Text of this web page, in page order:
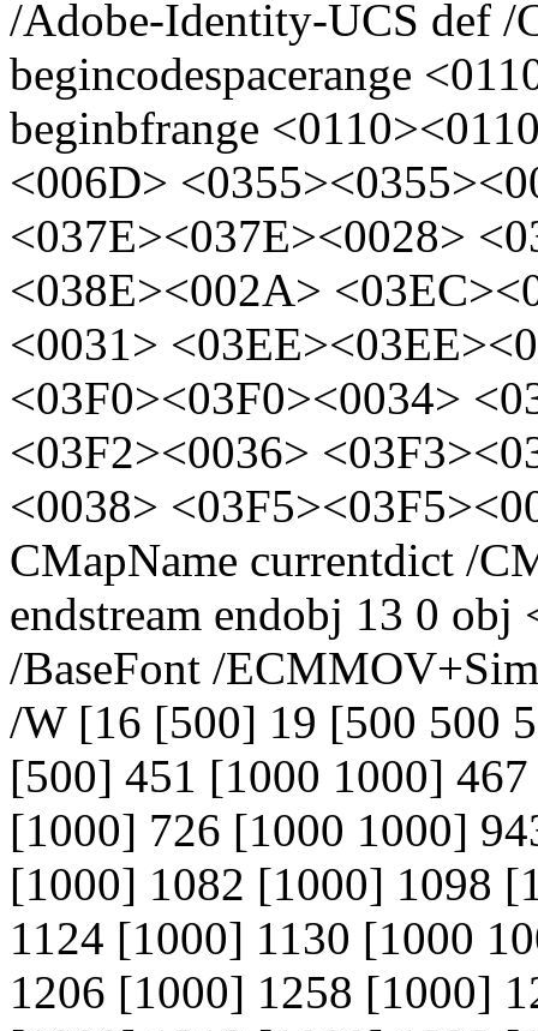
/Adobe-Identity-UCS def /
begincodespacerange
beginbfrange
<006D>
<037E><037E><0028>
<038E><002A>
<0031>
<03F0><03F0><0034>
<03F2><0036>
<0038>
CMapName currentdict /
endstream endobj 13 0
/BaseFont /
/W [16 [500] 19 [500 500
[500] 451 [1000 1000]
[1000] 726 [1000 1000]
[1000] 1082 [1000] 1098
1124 [1000] 1130 [1000
1206 [1000] 1258 [1000]